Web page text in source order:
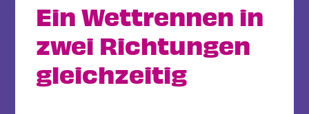
Ein Wettrennen in
zwei Richtungen
gleichzeitig